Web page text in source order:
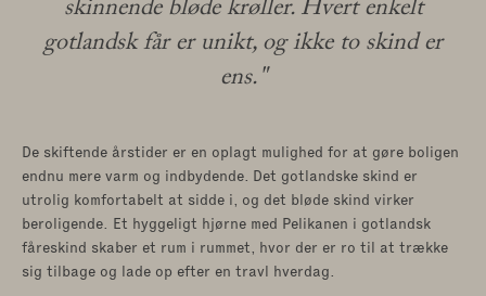
Hylder og opbevaring
Lænestole
Skriveborde|
Sofaborde|Sofaer
skinnende bløde krøller. Hvert enkelt
gotlandsk får er unikt, og ikke to skind er
ens."
De skiftende årstider er en oplagt mulighed for at gøre boligen
endnu mere varm og indbydende. Det gotlandske skind er
utrolig komfortabelt at sidde i, og det bløde skind virker
beroligende. Et hyggeligt hjørne med Pelikanen i gotlandsk
fåreskind skaber et rum i rummet, hvor der er ro til at trække
sig tilbage og lade op efter en travl hverdag.